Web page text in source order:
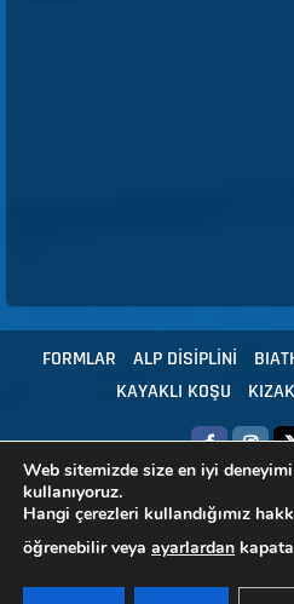
FORMLAR ALP DİSİPLİNİ
KAYAKLI KOŞU
KIZAK
Copyright © 2024 Tüm hakları
HBS -
Web sitemizde size en iyi
kullanıyoruz.
Hangi çerezleri kullandığımız
öğrenebilir veya ayarlardan